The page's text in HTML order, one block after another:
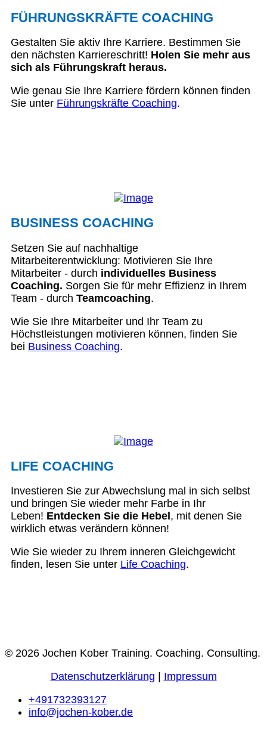
FÜHRUNGSKRÄFTE COACHING
Gestalten Sie aktiv Ihre Karriere. Bestimmen Sie
den nächsten Karriereschritt! Holen Sie mehr aus
sich als Führungskraft heraus.
Wie genau Sie Ihre Karriere fördern können finden
Sie unter Führungskräfte Coaching.
BUSINESS COACHING
Setzen Sie auf nachhaltige
Mitarbeiterentwicklung: Motivieren Sie Ihre
Mitarbeiter - durch individuelles Business
Coaching. Sorgen Sie für mehr Effizienz in Ihrem
Team - durch Teamcoaching.
Wie Sie Ihre Mitarbeiter und Ihr Team zu
Höchstleistungen motivieren können, finden Sie
bei Business Coaching.
LIFE COACHING
Investieren Sie zur Abwechslung mal in sich selbst
und bringen Sie wieder mehr Farbe in Ihr
Leben! Entdecken Sie die Hebel , mit denen Sie
wirklich etwas verändern können!
Wie Sie wieder zu Ihrem inneren Gleichgewicht
finden, lesen Sie unter Life Coaching.
© 2026 Jochen Kober Training. Coaching. Consulting.
Datenschutzerklärung
Impressum
+491732393127
info@jochen-kober.de